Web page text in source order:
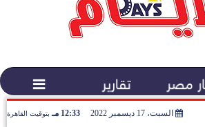
مصر تقارير 
السبت، 17 ديسمبر 2022 12:33 مـ بتوقيت القاهرة